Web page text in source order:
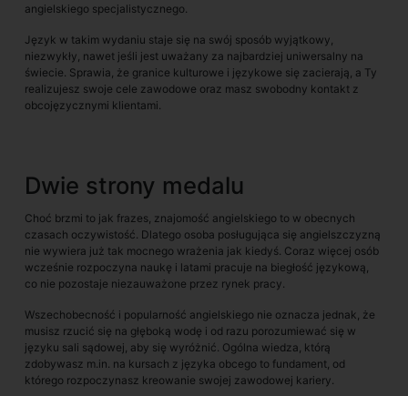
angielskiego specjalistycznego.
Język w takim wydaniu staje się na swój sposób wyjątkowy,
niezwykły, nawet jeśli jest uważany za najbardziej uniwersalny na
świecie. Sprawia, że granice kulturowe i językowe się zacierają, a Ty
realizujesz swoje cele zawodowe oraz masz swobodny kontakt z
obcojęzycznymi klientami.
Dwie strony medalu
Choć brzmi to jak frazes, znajomość angielskiego to w obecnych
czasach oczywistość. Dlatego osoba posługująca się angielszczyzną
nie wywiera już tak mocnego wrażenia jak kiedyś. Coraz więcej osób
wcześnie rozpoczyna naukę i latami pracuje na biegłość językową,
co nie pozostaje niezauważone przez rynek pracy.
Wszechobecność i popularność angielskiego nie oznacza jednak, że
musisz rzucić się na głęboką wodę i od razu porozumiewać się w
języku sali sądowej, aby się wyróżnić. Ogólna wiedza, którą
zdobywasz m.in. na kursach z języka obcego to fundament, od
którego rozpoczynasz kreowanie swojej zawodowej kariery.